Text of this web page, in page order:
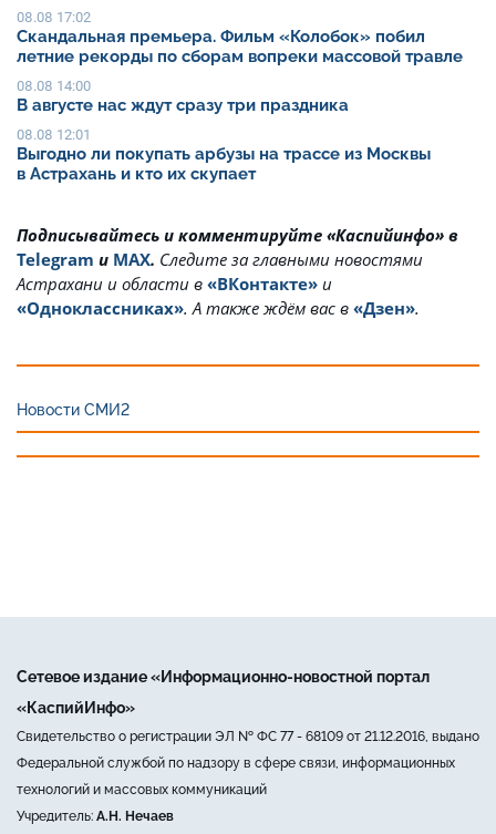
08.08 17:02
Скандальная премьера. Фильм «Колобок» побил
летние рекорды по сборам вопреки массовой травле
08.08 14:00
В августе нас ждут сразу три праздника
08.08 12:01
Выгодно ли покупать арбузы на трассе из Москвы
в Астрахань и кто их скупает
Подписывайтесь и комментируйте «Каспийинфо» в
Telegram и MAX. Cледите за главными новостями
Астрахани и области в «ВКонтакте» и
«Одноклассниках». А также ждём вас в «Дзен».
Новости СМИ2
Сетевое издание «Информационно-новостной портал
«КаспийИнфо»
Свидетельство о регистрации ЭЛ № ФС 77 - 68109 от 21.12.2016, выдано
Федеральной службой по надзору в сфере связи, информационных
технологий и массовых коммуникаций
Учредитель: А.Н. Нечаев